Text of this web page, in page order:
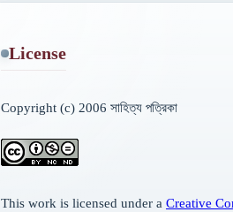
License
Copyright (c) 2006 সাহিত্য পত্রিকা
This work is licensed under a Creative